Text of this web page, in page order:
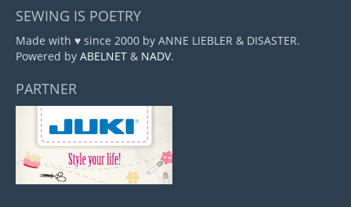
SEWING IS POETRY
Made with ♥ since 2000 by ANNE LIEBLER & DISASTER.
Powered by ABELNET & NADV.
PARTNER